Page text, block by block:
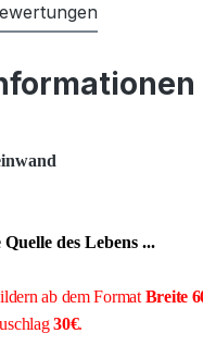
des Lebens ...
ab dem Format Breite
30€.